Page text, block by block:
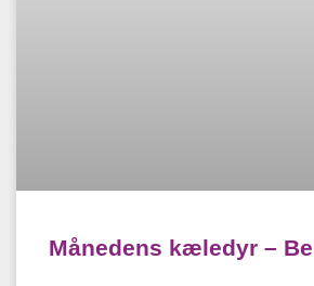
Månedens kæledyr –